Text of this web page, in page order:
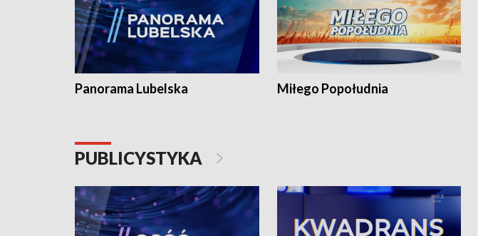
Panorama Lubelska Miłego Popołudnia
PUBLICYSTYKA